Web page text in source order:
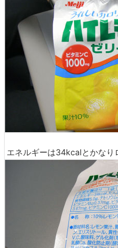
エネルギーは34kcalとかなり